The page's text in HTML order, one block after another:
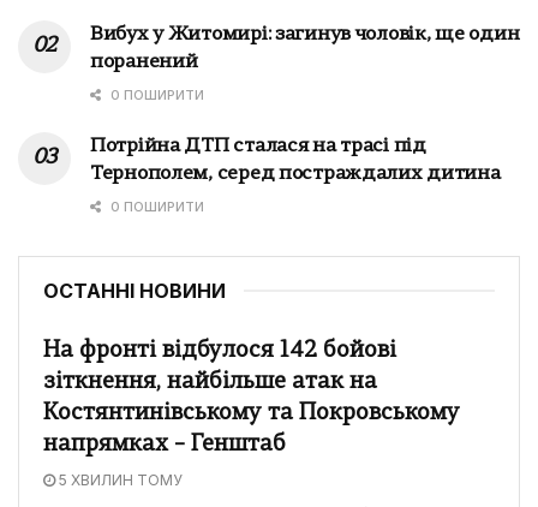
Вибух у Житомирі: загинув чоловік, ще один
поранений
0 ПОШИРИТИ
Потрійна ДТП сталася на трасі під
Тернополем, серед постраждалих дитина
0 ПОШИРИТИ
ОСТАННІ НОВИНИ
На фронті відбулося 142 бойові
зіткнення, найбільше атак на
Костянтинівському та Покровському
напрямках – Генштаб
5 ХВИЛИН ТОМУ